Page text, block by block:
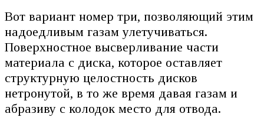
Вот вариант номер три, позволяющий этим
надоедливым газам улетучиваться.
Поверхностное высверливание части
материала с диска, которое оставляет
структурную целостность дисков
нетронутой, в то же время давая газам и
абразиву с колодок место для отвода.